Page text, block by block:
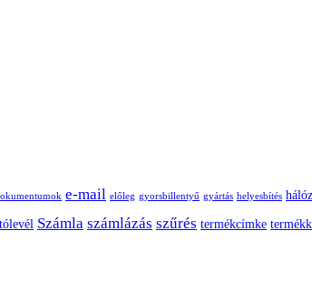
e-mail előleg gyorsbillentyű gyártás helyesbítés
Számla számlázás szűrés termékcímke